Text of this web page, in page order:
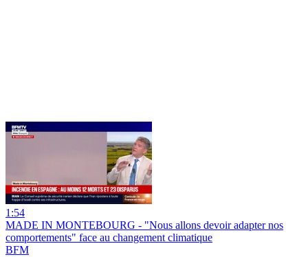
1:54
MADE IN MONTEBOURG - "Nous allons devoir adapter nos
comportements" face au changement climatique
BFM